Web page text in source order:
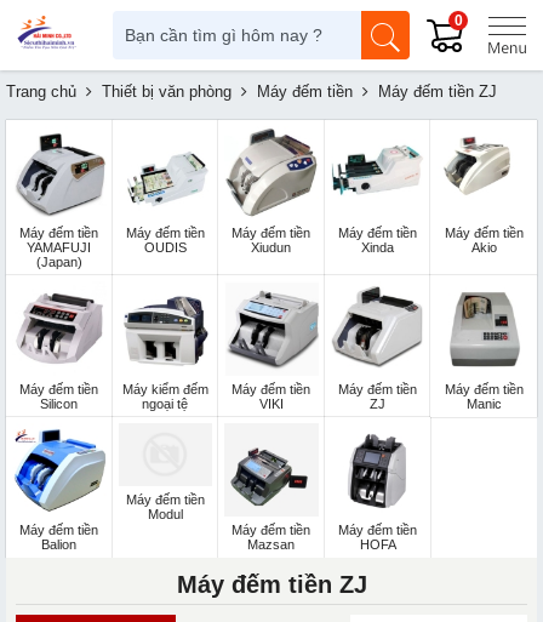
0
Trang chủ Thiết bị văn phòng Máy đếm tiền Máy đếm tiền ZJ
Máy đếm tiền
YAMAFUJI
(Japan)
Máy đếm tiền
OUDIS
Máy đếm tiền
Xiudun
Máy đếm tiền
Xinda
Máy đếm tiền
Akio
Máy đếm tiền
Silicon
Máy kiểm đếm
ngoại tệ
Máy đếm tiền
VIKI
Máy đếm tiền
ZJ
Máy đếm tiền
Manic
Máy đếm tiền
Balion
Máy đếm tiền
Modul
Máy đếm tiền
Mazsan
Máy đếm tiền
HOFA
Máy đếm tiền ZJ